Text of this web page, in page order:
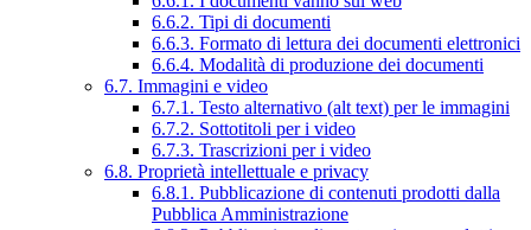
6.6.2. Tipi di documenti
6.6.3. Formato di lettura dei documenti elettronici
6.6.4. Modalità di produzione dei documenti
6.7. Immagini e video
6.7.1. Testo alternativo (alt text) per le immagini
6.7.2. Sottotitoli per i video
6.7.3. Trascrizioni per i video
6.8. Proprietà intellettuale e privacy
6.8.1. Pubblicazione di contenuti prodotti dalla
Pubblica Amministrazione